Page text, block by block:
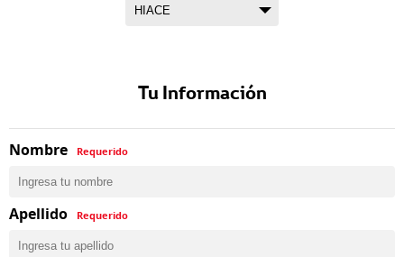
Tu Información
Nombre Requerido
Apellido Requerido